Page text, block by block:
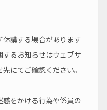
休講する場合があります
るお知らせはウェブサ
にてご確認ください。
惑をかける行為や係員の